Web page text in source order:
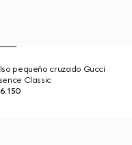
pequeño cruzado Gucci
Classic